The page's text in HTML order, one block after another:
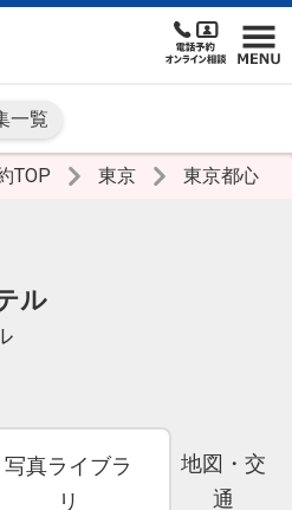
一覧
TOP 東京 東京都心
ル
写真ライブラ
リ
地図・交
通